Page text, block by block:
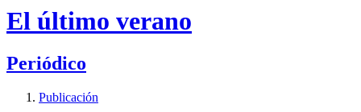
El último verano
Periódico
Publicación